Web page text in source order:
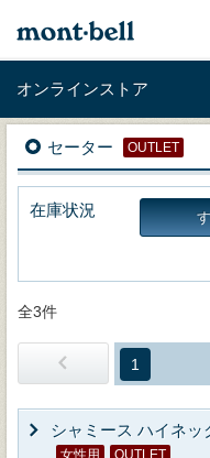
オンラインストア
セーター OUTLET
在庫状況
全3件
1
シャミース ハイネッ
女性用 OUTLET